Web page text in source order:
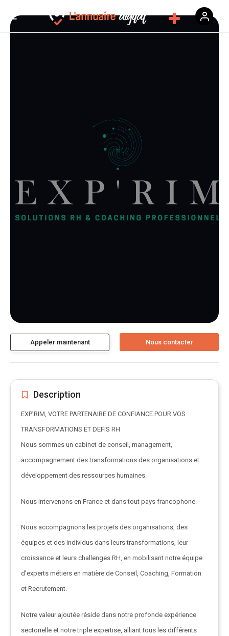
Appeler maintenant
Description
EXP’RIM, VOTRE PARTENAIRE DE CONFIANCE POUR VOS
TRANSFORMATIONS ET DEFIS RH
Nous sommes un cabinet de conseil, management,
accompagnement des transformations des organisations et
développement des ressources humaines.
Nous intervenons en France et dans tout pays francophone.
Nous accompagnons les projets des organisations, des
équipes et des individus dans leurs transformations, leur
croissance et leurs challenges RH, en mobilisant notre équipe
d’experts métiers en matière de Conseil, Coaching, Formation
et Recrutement.
Notre valeur ajoutée réside dans notre profonde expérience
sectorielle et notre triple expertise, alliant tous les différents